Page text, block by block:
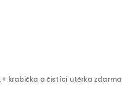
+ krabička a čistící utěrka zdarma